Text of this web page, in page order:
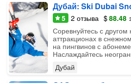
Дубай: Ski Dubai
5 2 отзыва $88.48
Соревнуйтесь с
аттракционах в
на пингвинов с
Наслаждайтесь
Дубай